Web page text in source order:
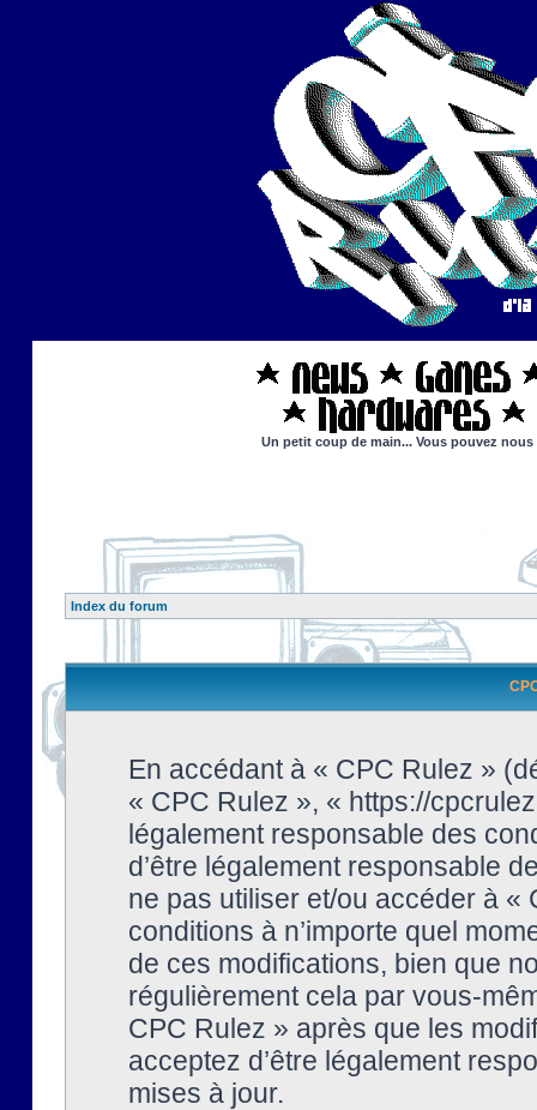
Un petit coup de main... Vous pouvez
Index du forum
En accédant à « CPC Rulez »
« CPC Rulez », « https://
légalement responsable des
d’être légalement responsable
ne pas utiliser et/ou accéder à
conditions à n’importe quel
de ces modifications, bien que
régulièrement cela par vous-
CPC Rulez » après que les
acceptez d’être légalement
mises à jour.